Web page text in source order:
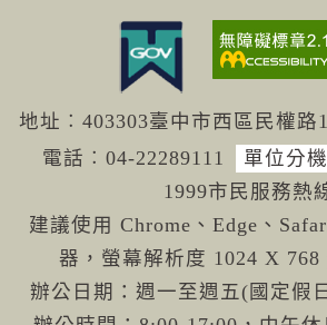
地址︰403303臺中市西區民權路
電話︰04-22289111 單位分機
1999市民服務熱
建議使用 Chrome、Edge、
器，螢幕解析度 1024 X 768
辦公日期：週一至週五(國定假